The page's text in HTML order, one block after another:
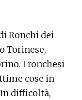
Ronchi dei
Torinese,
I ronchesi
cose in
difficoltà,